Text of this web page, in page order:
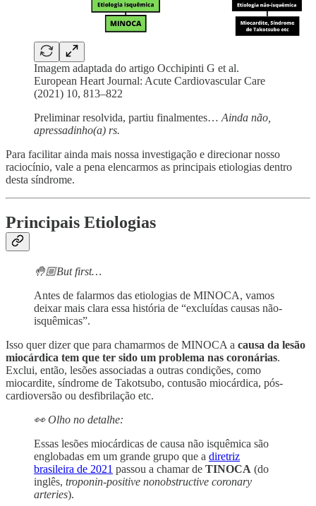
Imagem adaptada do artigo Occhipinti G et al.
European Heart Journal: Acute Cardiovascular Care
(2021) 10, 813–822
Preliminar resolvida, partiu finalmentes… Ainda não,
apressadinho(a) rs.
Para facilitar ainda mais nossa investigação e direcionar nosso
raciocínio, vale a pena elencarmos as principais etiologias dentro
desta síndrome.
Principais Etiologias
🤚🏼But first…
Antes de falarmos das etiologias de MINOCA, vamos
deixar mais clara essa história de “excluídas causas não-
isquêmicas”.
Isso quer dizer que para chamarmos de MINOCA a causa da lesão
miocárdica tem que ter sido um problema nas coronárias.
Exclui, então, lesões associadas a outras condições, como
miocardite, síndrome de Takotsubo, contusão miocárdica, pós-
cardioversão ou desfibrilação etc.
👀 Olho no detalhe:
Essas lesões miocárdicas de causa não isquêmica são
englobadas em um grande grupo que a diretriz
brasileira de 2021 passou a chamar de TINOCA (do
inglês, troponin-positive nonobstructive coronary
arteries).